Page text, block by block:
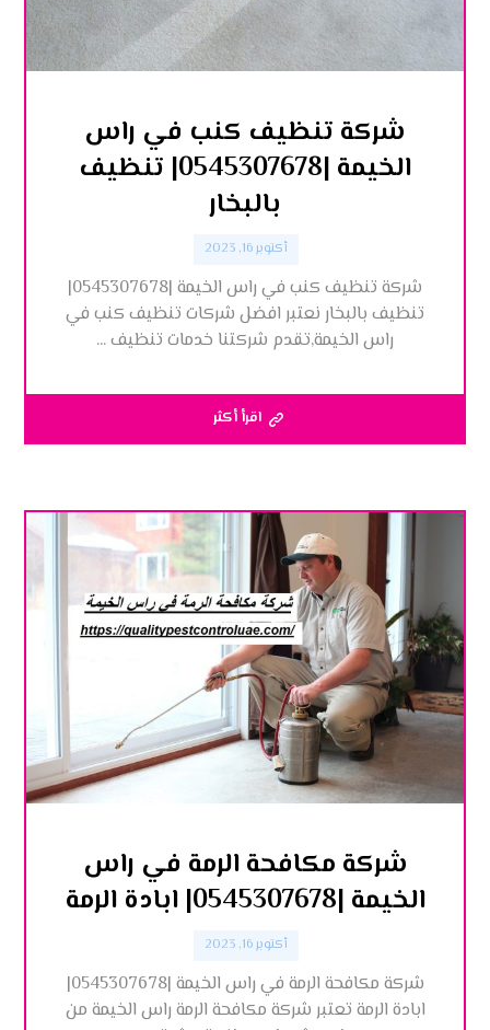
شركة تنظيف كنب في راس
الخيمة |0545307678| تنظيف
بالبخار
أكتوبر 16, 2023
شركة تنظيف كنب في راس الخيمة |0545307678|
تنظيف بالبخار نعتبر افضل شركات تنظيف كنب في
راس الخيمة,تقدم شركتنا خدمات تنظيف ...
اقرأ أكثر
شركة مكافحة الرمة في راس
الخيمة |0545307678| ابادة الرمة
أكتوبر 16, 2023
شركة مكافحة الرمة في راس الخيمة |0545307678|
ابادة الرمة تعتبر شركة مكافحة الرمة راس الخيمة من